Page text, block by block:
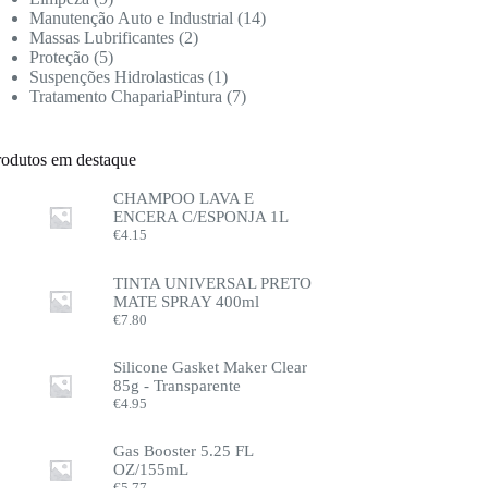
Manutenção Auto e Industrial
14
Massas Lubrificantes 2
Proteção 5
Suspenções Hidrolasticas 1
Tratamento ChapariaPintura
7
em destaque
CHAMPOO LAVA E
ENCERA C/ESPONJA 1L
€4.15
TINTA UNIVERSAL PRETO
MATE SPRAY 400ml
€7.80
Silicone Gasket Maker Clear
85g - Transparente
€4.95
Gas Booster 5.25 FL
OZ/155mL